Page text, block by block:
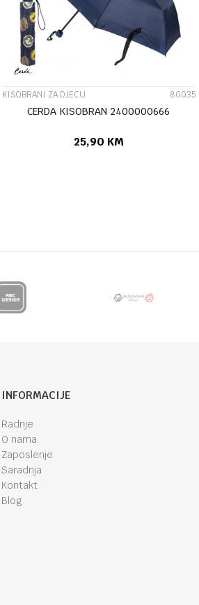
KIŠOBRANI ZA DJECU 80035
CERDA KISOBRAN 2400000666
25,90 KM
INFORMACIJE
Radnje
O nama
Zaposlenje
Saradnja
Kontakt
Blog